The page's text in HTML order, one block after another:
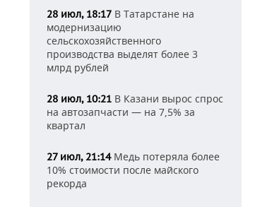
28 июл, 18:17 В Татарстане на
модернизацию
сельскохозяйственного
производства выделят более 3
млрд рублей
28 июл, 10:21 В Казани вырос спрос
на автозапчасти — на 7,5% за
квартал
27 июл, 21:14Медь потеряла более
10% стоимости после майского
рекорда